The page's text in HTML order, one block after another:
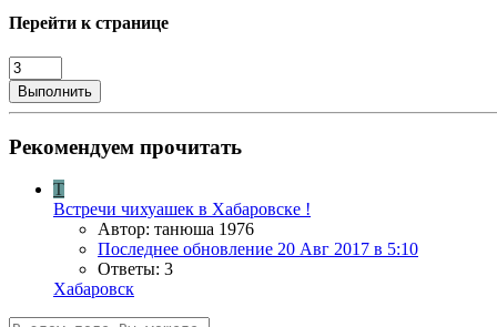
Перейти к странице
Выполнить
Рекомендуем прочитать
Т
Встречи чихуашек в Хабаровске !
Автор: танюша 1976
Последнее обновление 20 Авг 2017 в 5:10
Ответы: 3
Хабаровск